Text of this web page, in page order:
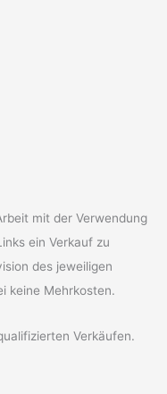
mit der Verwendung
ein Verkauf zu
des jeweiligen
keine Mehrkosten.
Verkäufen.